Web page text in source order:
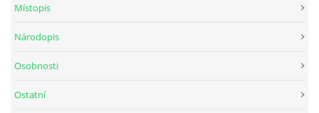
Místopis
Národopis
Osobnosti
Ostatní